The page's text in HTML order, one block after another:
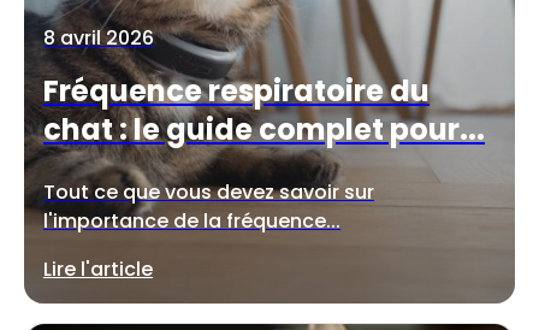
8 avril 2026
Fréquence respiratoire du
chat : le guide complet pour...
Tout ce que vous devez savoir sur
l'importance de la fréquence...
Lire l'article